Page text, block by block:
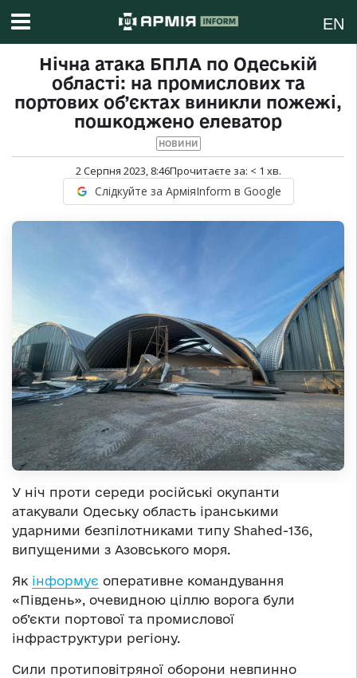
EN
Нічна атака БПЛА по Одеській
області: на промислових та
портових об’єктах виникли пожежі,
пошкоджено елеватор
НОВИНИ
2 Серпня 2023, 8:46Прочитаєте за: < 1 хв.
Слідкуйте за АрміяInform в Google
У ніч проти середи російські окупанти
атакували Одеську область іранськими
ударними безпілотниками типу Shahed-136,
випущеними з Азовського моря.
Як інформує оперативне командування
«Південь», очевидною ціллю ворога були
об’єкти портової та промислової
інфраструктури регіону.
Сили протиповітряної оборони невпинно